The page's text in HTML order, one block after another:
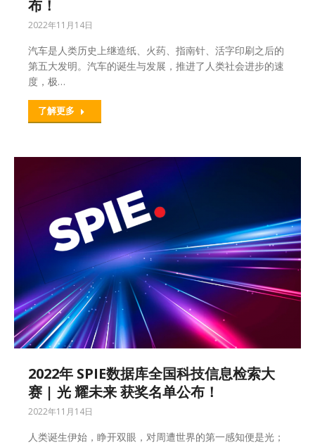
布！
2022年11月14日
汽车是人类历史上继造纸、火药、指南针、活字印刷之后的
第五大发明。汽车的诞生与发展，推进了人类社会进步的速
度，极…
了解更多
2022年 SPIE数据库全国科技信息检索大
赛 | 光 耀未来 获奖名单公布！
2022年11月14日
人类诞生伊始，睁开双眼，对周遭世界的第一感知便是光；